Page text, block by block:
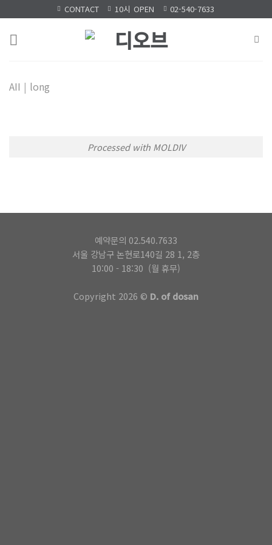
to
content
CONTACT 10시 OPEN 02-540-7633
AII | long
Processed with MOLDIV
예약문의 02.540.7633
서울 강남구 논현로140길 28 1, 2층
10:00 - 18:30 (월 휴무)
Copyright 2026 © D. of dosan